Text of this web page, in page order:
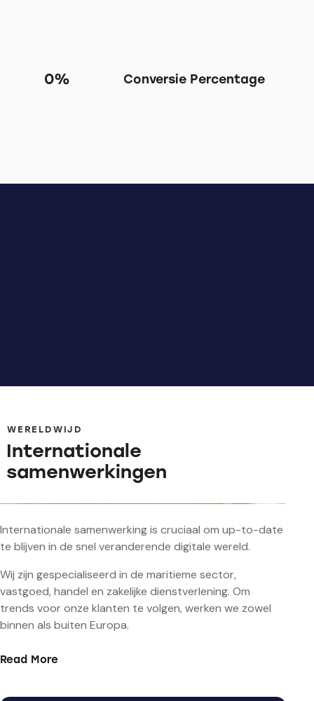
0% Conversie Percentage
WERELDWIJD
Internationale
samenwerkingen
Internationale samenwerking is cruciaal om up-to-date
te blijven in de snel veranderende digitale wereld.
Wij zijn gespecialiseerd in de maritieme sector,
vastgoed, handel en zakelijke dienstverlening. Om
trends voor onze klanten te volgen, werken we zowel
binnen als buiten Europa.
Read More